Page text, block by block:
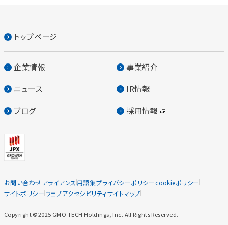
トップページ
企業情報 事業紹介
ニュース IR情報
ブログ 採用情報
お問い合わせアライアンス 用語集プライバシーポリシーcookieポリシー
サイトポリシー ウェブアクセシビリティサイトマップ
Copyright ©2025 GMO TECH Holdings, Inc. All Rights Reserved.